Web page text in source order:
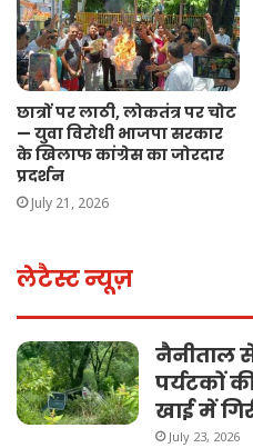
छात्रों पर लाठी, लोकतंत्र पर चोट
— युवा विरोधी भाजपा सरकार
के खिलाफ कांग्रेस का जोरदार
प्रदर्शन
July 21, 2026
लेटैस्ट न्यूज़
नैनीताल
पर्यटकों
खाई में
July 23, 2026